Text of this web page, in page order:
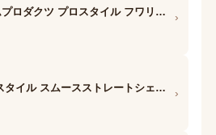
クラシエホームプロダクツ プロスタイル フワリエ 泡の前髪キーパー ›
クラシエ プロスタイル スムースストレートシェイクムース ›